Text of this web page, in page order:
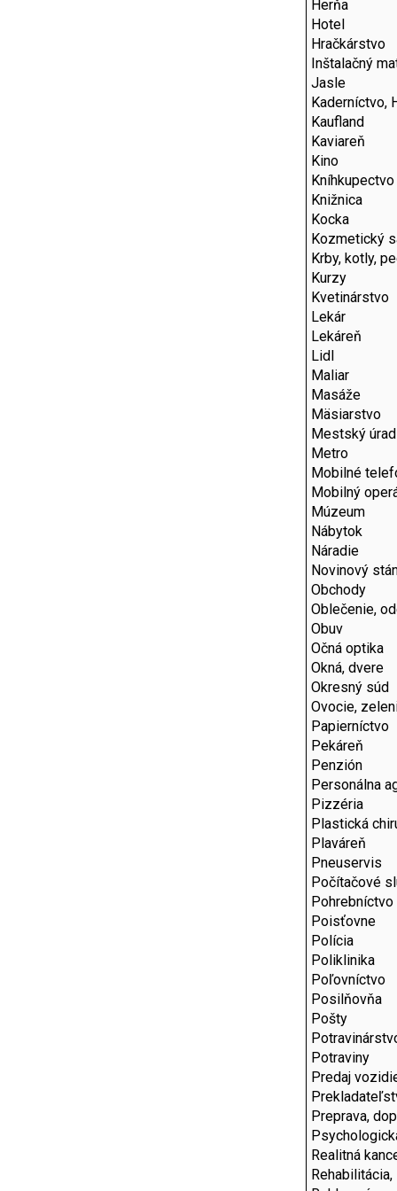
Herňa
Hotel
Hračkárstvo
Inštalačný
Jasle
Kaderníctvo,
Kaufland
Kaviareň
Kino
Kníhkupectvo
Knižnica
Kocka
Kozmetický
Krby, kotly,
Kurzy
Kvetinárstvo
Lekár
Lekáreň
Lidl
Maliar
Masáže
Mäsiarstvo
Mestský úrad
Metro
Mobilné
Mobilný
Múzeum
Nábytok
Náradie
Novinový
Obchody
Oblečenie,
Obuv
Očná optika
Okná, dvere
Okresný súd
Ovocie,
Papierníctvo
Pekáreň
Penzión
Personálna
Pizzéria
Plastická
Plaváreň
Pneuservis
Počítačové
Pohrebníctvo
Poisťovne
Polícia
Poliklinika
Poľovníctvo
Posilňovňa
Pošty
Potraviny
Predaj
Preprava,
Realitná